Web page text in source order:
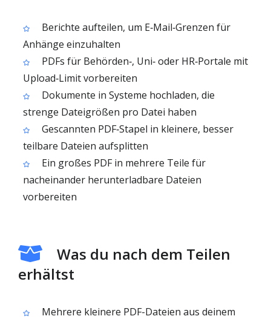
Berichte aufteilen, um E‑Mail‑Grenzen für
Anhänge einzuhalten
PDFs für Behörden‑, Uni‑ oder HR‑Portale mit
Upload‑Limit vorbereiten
Dokumente in Systeme hochladen, die
strenge Dateigrößen pro Datei haben
Gescannten PDF‑Stapel in kleinere, besser
teilbare Dateien aufsplitten
Ein großes PDF in mehrere Teile für
nacheinander herunterladbare Dateien
vorbereiten
Was du nach dem Teilen
erhältst
Mehrere kleinere PDF-Dateien aus deinem